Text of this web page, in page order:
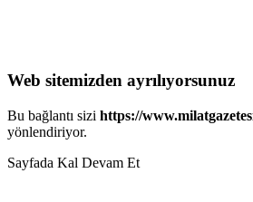
Web sitemizden ayrılıyorsunuz
Bu bağlantı sizi https://
yönlendiriyor.
Sayfada Kal Devam Et